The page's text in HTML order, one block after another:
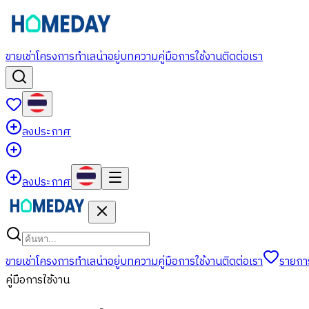
ขายเช่าโครงการทำเลน่าอยู่บทความคู่มือการใช้งานติดต่อเรา
ลงประกาศ
ลงประกาศ
ขายเช่าโครงการทำเลน่าอยู่บทความคู่มือการใช้งานติดต่อเรา
รายก
คู่มือการใช้งาน